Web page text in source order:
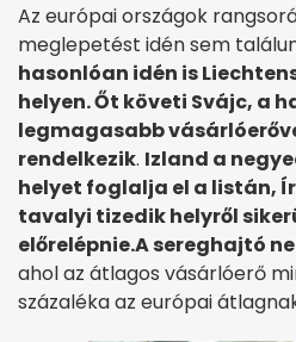
Az európai országok
meglepetést idén sem
hasonlóan idén is
helyen. Őt követi Svájc, a
legmagasabb
rendelkezik. Izland a
helyet foglalja el a listán,
tavalyi tizedik helyről
előrelépnie.A sereghajtó
ahol az átlagos vásárlóerő
százaléka az európai